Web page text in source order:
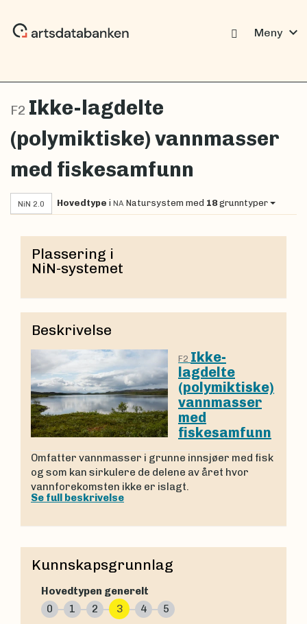
Meny expand_more
F2 Ikke-lagdelte
(polymiktiske) vannmasser
med fiskesamfunn
NiN 2.0 Hovedtype i NA Natursystem med 18grunntyper
Plassering i
NiN-systemet
Beskrivelse
F2 Ikke-
lagdelte
(polymiktiske)
vannmasser
med
fiskesamfunn
Omfatter vannmasser i grunne innsjøer med fisk
og som kan sirkulere de delene av året hvor
vannforekomsten ikke er islagt.
Se full beskrivelse
Kunnskapsgrunnlag
Hovedtypen generelt
0
1 2 3 4 5